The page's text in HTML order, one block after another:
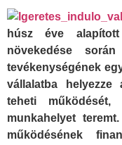
húsz éve alapított
növekedése
tevékenységének
vállalatba helyezze
teheti
munkahelyet
működésének